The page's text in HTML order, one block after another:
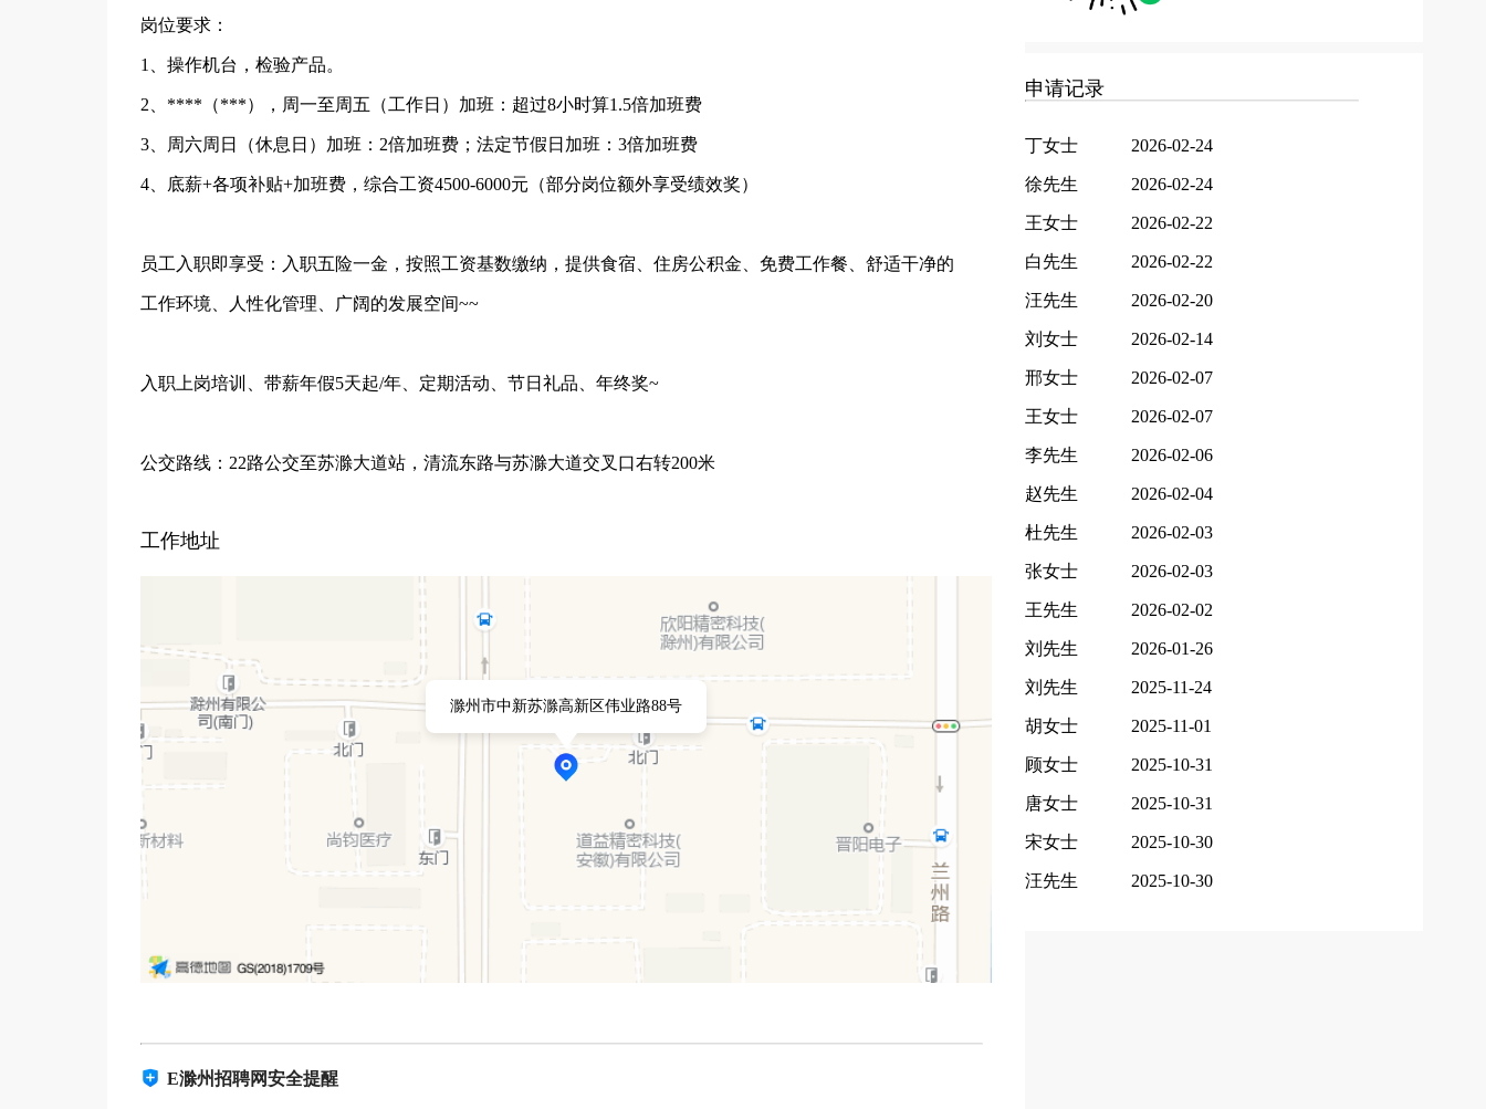
岗位要求：
1、操作机台，检验产品。
2、****（***），周一至周五（工作日）加班：超过8小时算1.5倍加班费
3、周六周日（休息日）加班：2倍加班费；法定节假日加班：3倍加班费
4、底薪+各项补贴+加班费，综合工资4500-6000元（部分岗位额外享受绩效奖）
员工入职即享受：入职五险一金，按照工资基数缴纳，提供食宿、住房公积金、免费工作餐、舒适干净的
工作环境、人性化管理、广阔的发展空间~~
入职上岗培训、带薪年假5天起/年、定期活动、节日礼品、年终奖~
公交路线：22路公交至苏滁大道站，清流东路与苏滁大道交叉口右转200米
工作地址
滁州市中新苏滁高新区伟业路88号
E滁州招聘网安全提醒
申请记录
丁女士 2026-02-24
徐先生 2026-02-24
王女士 2026-02-22
白先生 2026-02-22
汪先生 2026-02-20
刘女士 2026-02-14
邢女士 2026-02-07
王女士 2026-02-07
李先生 2026-02-06
赵先生 2026-02-04
杜先生 2026-02-03
张女士 2026-02-03
王先生 2026-02-02
刘先生 2026-01-26
刘先生 2025-11-24
胡女士 2025-11-01
顾女士 2025-10-31
唐女士 2025-10-31
宋女士 2025-10-30
汪先生 2025-10-30